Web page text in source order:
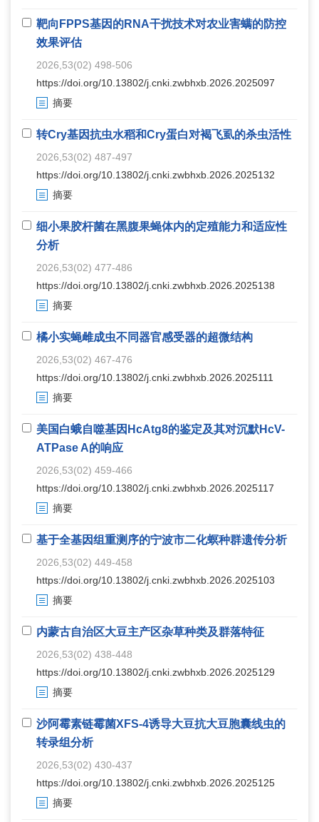
靶向FPPS基因的RNA干扰技术对农业害螨的防控
效果评估
2026,53(02) 498-506
https://doi.org/10.13802/j.cnki.zwbhxb.2026.2025097
摘要
转Cry基因抗虫水稻和Cry蛋白对褐飞虱的杀虫活性
2026,53(02) 487-497
https://doi.org/10.13802/j.cnki.zwbhxb.2026.2025132
摘要
细小果胶杆菌在黑腹果蝇体内的定殖能力和适应性
分析
2026,53(02) 477-486
https://doi.org/10.13802/j.cnki.zwbhxb.2026.2025138
摘要
橘小实蝇雌成虫不同器官感受器的超微结构
2026,53(02) 467-476
https://doi.org/10.13802/j.cnki.zwbhxb.2026.2025111
摘要
美国白蛾自噬基因HcAtg8的鉴定及其对沉默HcV-
ATPase A的响应
2026,53(02) 459-466
https://doi.org/10.13802/j.cnki.zwbhxb.2026.2025117
摘要
基于全基因组重测序的宁波市二化螟种群遗传分析
2026,53(02) 449-458
https://doi.org/10.13802/j.cnki.zwbhxb.2026.2025103
摘要
内蒙古自治区大豆主产区杂草种类及群落特征
2026,53(02) 438-448
https://doi.org/10.13802/j.cnki.zwbhxb.2026.2025129
摘要
沙阿霉素链霉菌XFS-4诱导大豆抗大豆胞囊线虫的
转录组分析
2026,53(02) 430-437
https://doi.org/10.13802/j.cnki.zwbhxb.2026.2025125
摘要